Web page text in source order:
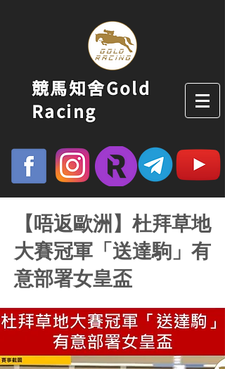
競馬知舍Gold
Racing
【唔返歐洲】杜拜草地
大賽冠軍「送達駒」有
意部署女皇盃